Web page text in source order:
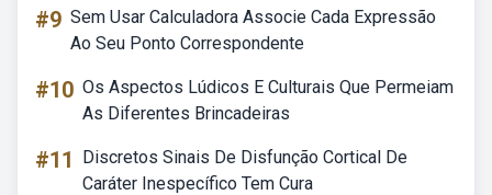
#9 Sem Usar Calculadora Associe Cada Expressão
Ao Seu Ponto Correspondente
#10 Os Aspectos Lúdicos E Culturais Que Permeiam
As Diferentes Brincadeiras
#11
Discretos Sinais De Disfunção Cortical De
Caráter Inespecífico Tem Cura